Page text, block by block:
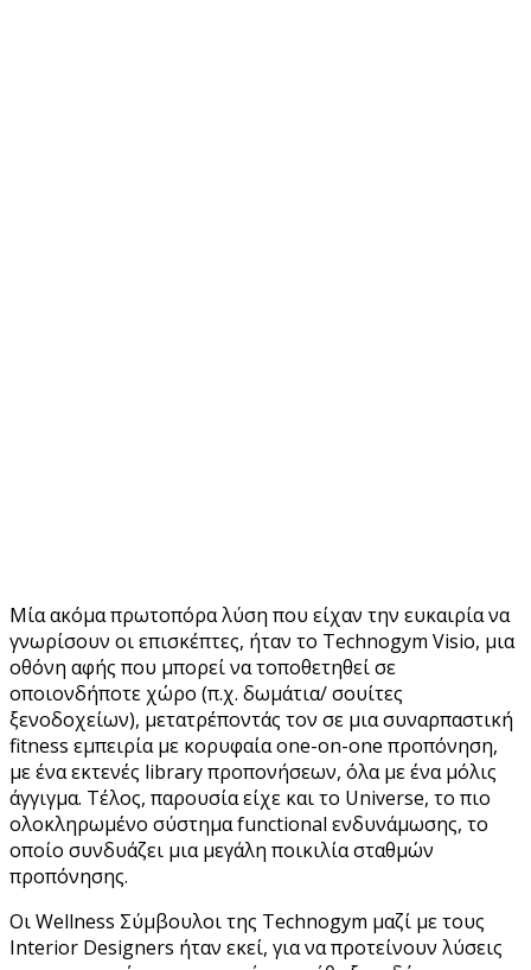
Μία ακόμα πρωτοπόρα λύση που είχαν την ευκαιρία να
γνωρίσουν οι επισκέπτες, ήταν το Technogym Visio, μια
οθόνη αφής που μπορεί να τοποθετηθεί σε
οποιονδήποτε χώρο (π.χ. δωμάτια/ σουίτες
ξενοδοχείων), μετατρέποντάς τον σε μια συναρπαστική
fitness εμπειρία με κορυφαία one-on-one προπόνηση,
με ένα εκτενές library προπονήσεων, όλα με ένα μόλις
άγγιγμα. Τέλος, παρουσία είχε και το Universe, το πιο
ολοκληρωμένο σύστημα functional ενδυνάμωσης, το
οποίο συνδυάζει μια μεγάλη ποικιλία σταθμών
προπόνησης.
Οι Wellness Σύμβουλοι της Technogym μαζί με τους
Interior Designers ήταν εκεί, για να προτείνουν λύσεις